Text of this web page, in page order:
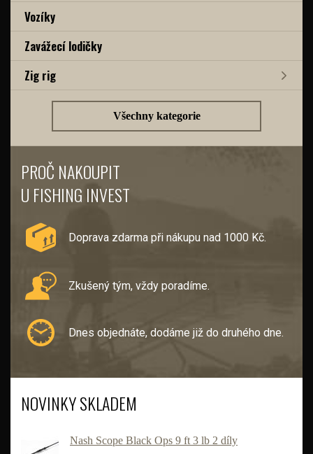
Vozíky
Zavážecí lodičky
Zig rig
Všechny kategorie
PROČ NAKOUPIT
U FISHING INVEST
Doprava zdarma při nákupu nad 1000 Kč.
Zkušený tým, vždy poradíme.
Dnes objednáte, dodáme již do druhého dne.
NOVINKY SKLADEM
Nash Scope Black Ops 9 ft 3 lb 2 díly